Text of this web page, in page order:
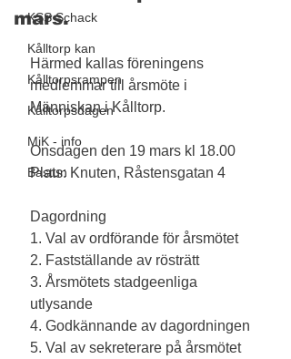
KSS Schack
Kålltorp kan
Kålltorpsrampen
Kålltorpsdagen
MiK - info
Bastun
mars.
Härmed kallas föreningens
medlemmar till årsmöte i
Människan i Kålltorp.
Onsdagen den 19 mars kl 18.00
Plats: Knuten, Råstensgatan 4
Dagordning
1. Val av ordförande för årsmötet
2. Fastställande av rösträtt
3. Årsmötets stadgeenliga
utlysande
4. Godkännande av dagordningen
5. Val av sekreterare på årsmötet